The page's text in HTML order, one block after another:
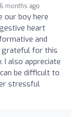
6 months ago
our boy here
heart
and
grateful for this
I also appreciate
be difficult to
stressful